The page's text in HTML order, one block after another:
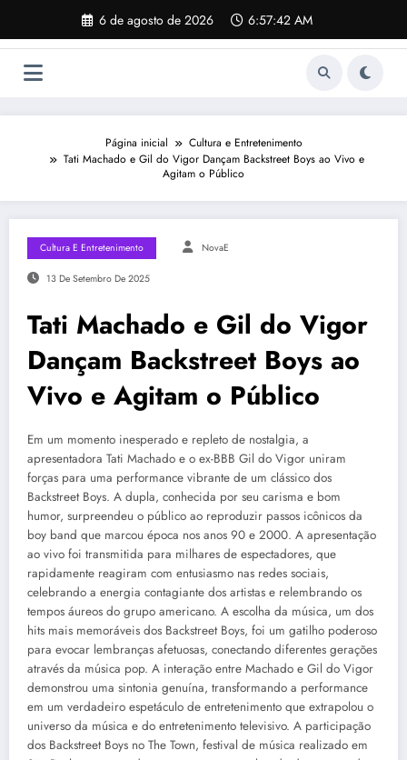
o
6 de agosto de 2026 6:57:43 AM
Página inicial
Cultura e Entretenimento
Tati Machado e Gil do Vigor Dançam Backstreet Boys ao Vivo e
Agitam o Público
Cultura E Entretenimento NovaE
13 De Setembro De 2025
Tati Machado e Gil do Vigor
Dançam Backstreet Boys ao
Vivo e Agitam o Público
Em um momento inesperado e repleto de nostalgia, a
apresentadora Tati Machado e o ex-BBB Gil do Vigor uniram
forças para uma performance vibrante de um clássico dos
Backstreet Boys. A dupla, conhecida por seu carisma e bom
humor, surpreendeu o público ao reproduzir passos icônicos da
boy band que marcou época nos anos 90 e 2000. A apresentação
ao vivo foi transmitida para milhares de espectadores, que
rapidamente reagiram com entusiasmo nas redes sociais,
celebrando a energia contagiante dos artistas e relembrando os
tempos áureos do grupo americano. A escolha da música, um dos
hits mais memoráveis dos Backstreet Boys, foi um gatilho poderoso
para evocar lembranças afetuosas, conectando diferentes gerações
através da música pop. A interação entre Machado e Gil do Vigor
demonstrou uma sintonia genuína, transformando a performance
em um verdadeiro espetáculo de entretenimento que extrapolou o
universo da música e do entretenimento televisivo. A participação
dos Backstreet Boys no The Town, festival de música realizado em